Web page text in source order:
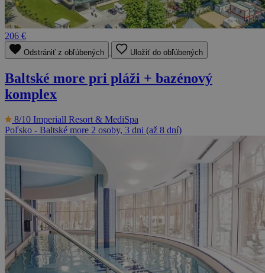
206 €
Odstrániť z obľúbených Uložiť do obľúbených
Baltské more pri pláži + bazénový
komplex
8/10 Imperiall Resort & MediSpa
Poľsko - Baltské more 2 osoby, 3 dni (až 8 dní)